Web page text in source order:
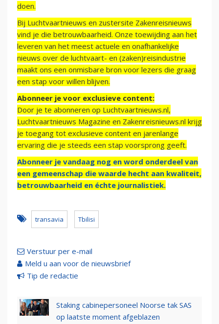
doen.
Bij Luchtvaartnieuws en zustersite Zakenreisnieuws
vind je die betrouwbaarheid. Onze toewijding aan het
leveren van het meest actuele en onafhankelijke
nieuws over de luchtvaart- en (zaken)reisindustrie
maakt ons een onmisbare bron voor lezers die graag
een stap voor willen blijven.
Abonneer je voor exclusieve content:
Door je te abonneren op Luchtvaartnieuws.nl,
Luchtvaartnieuws Magazine en Zakenreisnieuws.nl krijg
je toegang tot exclusieve content en jarenlange
ervaring die je steeds een stap voorsprong geeft.
Abonneer je vandaag nog en word onderdeel van
een gemeenschap die waarde hecht aan kwaliteit,
betrouwbaarheid en échte journalistiek.
transavia Tbilisi
Verstuur per e-mail
Meld u aan voor de nieuwsbrief
Tip de redactie
Staking cabinepersoneel Noorse tak SAS
op laatste moment afgeblazen